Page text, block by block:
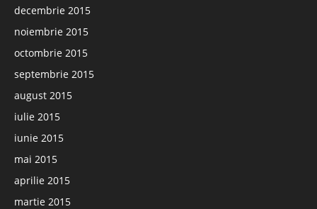
decembrie 2015
noiembrie 2015
octombrie 2015
septembrie 2015
august 2015
iulie 2015
iunie 2015
mai 2015
aprilie 2015
martie 2015